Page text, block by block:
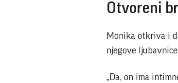
Otvoreni
Monika otkriva i
njegove
„Da, on ima